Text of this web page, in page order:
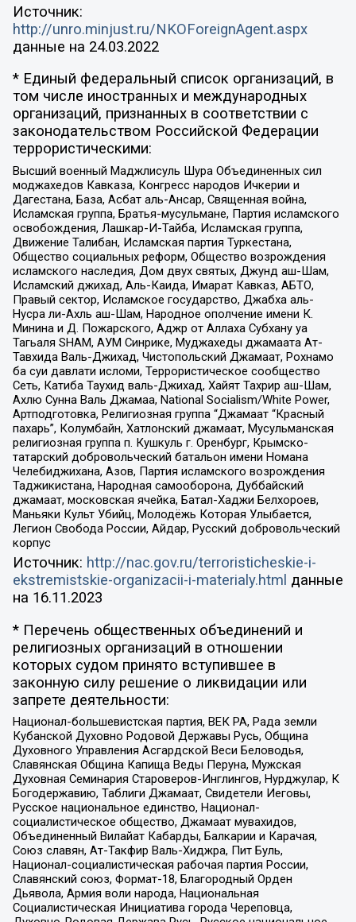
Источник:
http://unro.minjust.ru/NKOForeignAgent.aspx
данные на 24.03.2022
* Единый федеральный список организаций, в
том числе иностранных и международных
организаций, признанных в соответствии с
законодательством Российской Федерации
террористическими:
Высший военный Маджлисуль Шура Объединенных сил
моджахедов Кавказа, Конгресс народов Ичкерии и
Дагестана, База, Асбат аль-Ансар, Священная война,
Исламская группа, Братья-мусульмане, Партия исламского
освобождения, Лашкар-И-Тайба, Исламская группа,
Движение Талибан, Исламская партия Туркестана,
Общество социальных реформ, Общество возрождения
исламского наследия, Дом двух святых, Джунд аш-Шам,
Исламский джихад, Аль-Каида, Имарат Кавказ, АБТО,
Правый сектор, Исламское государство, Джабха аль-
Нусра ли-Ахль аш-Шам, Народное ополчение имени К.
Минина и Д. Пожарского, Аджр от Аллаха Субхану уа
Тагьаля SHAM, АУМ Синрике, Муджахеды джамаата Ат-
Тавхида Валь-Джихад, Чистопольский Джамаат, Рохнамо
ба суи давлати исломи, Террористическое сообщество
Сеть, Катиба Таухид валь-Джихад, Хайят Тахрир аш-Шам,
Ахлю Сунна Валь Джамаа, National Socialism/White Power,
Артподготовка, Религиозная группа “Джамаат “Красный
пахарь”, Колумбайн, Хатлонский джамаат, Мусульманская
религиозная группа п. Кушкуль г. Оренбург, Крымско-
татарский добровольческий батальон имени Номана
Челебиджихана, Азов, Партия исламского возрождения
Таджикистана, Народная самооборона, Дуббайский
джамаат, московская ячейка, Батал-Хаджи Белхороев,
Маньяки Культ Убийц, Молодёжь Которая Улыбается,
Легион Свобода России, Айдар, Русский добровольческий
корпус
Источник: http://nac.gov.ru/terroristicheskie-i-
ekstremistskie-organizacii-i-materialy.html данные
на 16.11.2023
* Перечень общественных объединений и
религиозных организаций в отношении
которых судом принято вступившее в
законную силу решение о ликвидации или
запрете деятельности:
Национал-большевистская партия, ВЕК РА, Рада земли
Кубанской Духовно Родовой Державы Русь, Община
Духовного Управления Асгардской Веси Беловодья,
Славянская Община Капища Веды Перуна, Мужская
Духовная Семинария Староверов-Инглингов, Нурджулар, К
Богодержавию, Таблиги Джамаат, Свидетели Иеговы,
Русское национальное единство, Национал-
социалистическое общество, Джамаат мувахидов,
Объединенный Вилайат Кабарды, Балкарии и Карачая,
Союз славян, Ат-Такфир Валь-Хиджра, Пит Буль,
Национал-социалистическая рабочая партия России,
Славянский союз, Формат-18, Благородный Орден
Дьявола, Армия воли народа, Национальная
Социалистическая Инициатива города Череповца,